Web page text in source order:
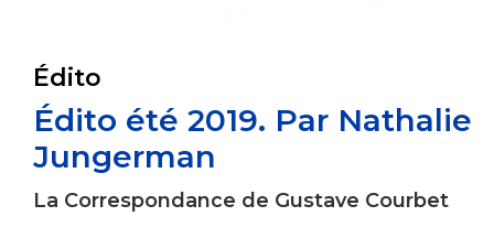
Édito
Édito été 2019. Par Nathalie
Jungerman
La Correspondance de Gustave Courbet